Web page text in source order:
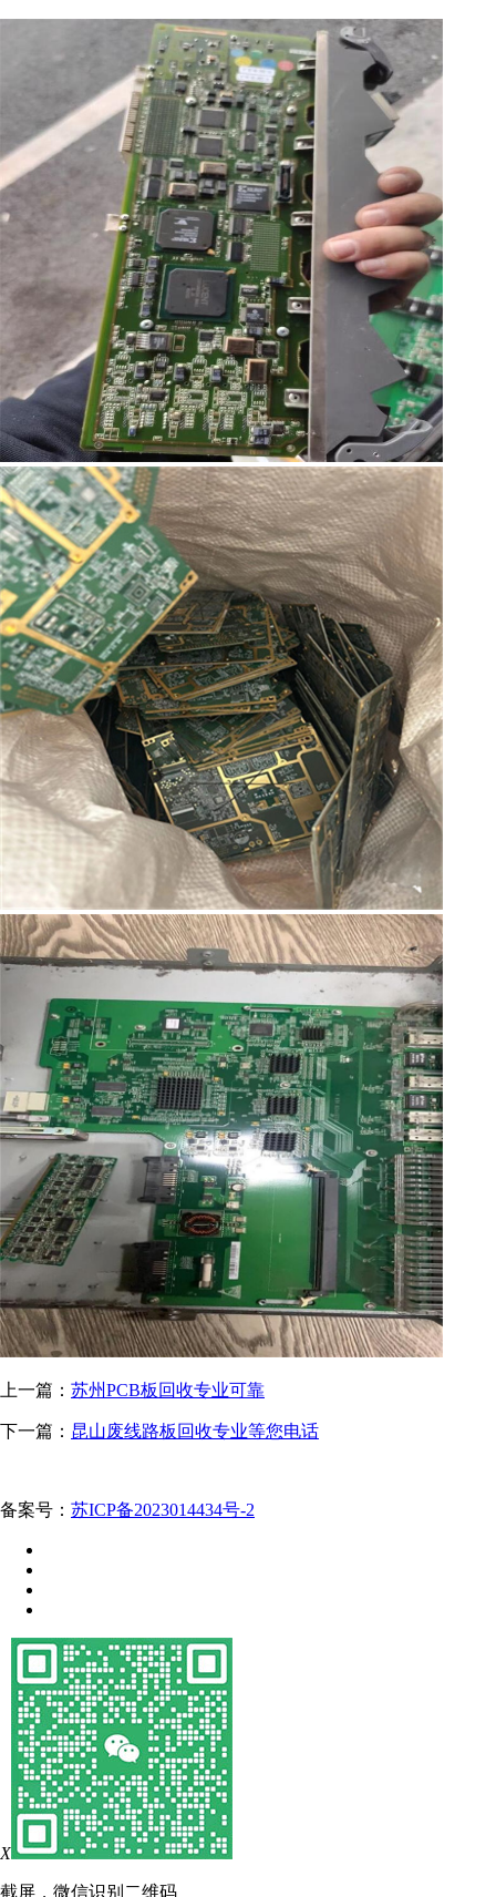
上一篇： 苏州PCB板回收专业可靠
下一篇： 昆山废线路板回收专业等您电话
备案号： 苏ICP备2023014434号-2
X
截屏，微信识别二维码